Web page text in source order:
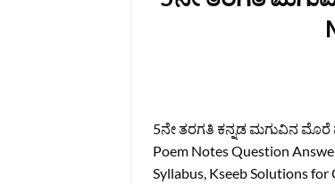
5ನೇ ತರಗತಿ ಕನ್ನಡ ಮಗುವಿನ ಮೊರೆ
Poem Notes Question
Syllabus, Kseeb Solutions